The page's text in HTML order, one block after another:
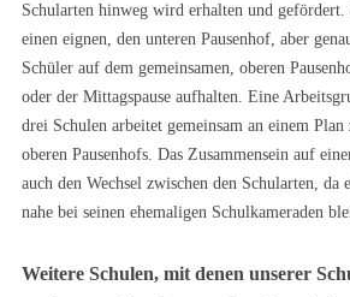
Schularten hinweg wird erhalten und
einen eignen, den unteren Pausenhof, aber
Schüler auf dem gemeinsamen, oberen
oder der Mittagspause aufhalten. Eine
drei Schulen arbeitet gemeinsam an einem Plan
oberen Pausenhofs. Das Zusammensein auf
auch den Wechsel zwischen den Schularten, da
nahe bei seinen ehemaligen Schulkameraden
Weitere Schulen, mit denen unserer